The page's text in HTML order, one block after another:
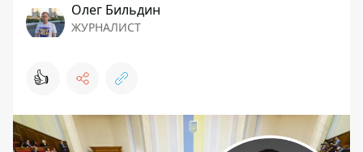
Олег Бильдин
ЖУРНАЛИСТ
👍